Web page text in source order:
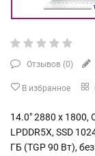
Отзывов (0)
В избранное
14.0" 2880 x 1800,
LPDDR5X, SSD
ГБ (TGP 90 Вт),